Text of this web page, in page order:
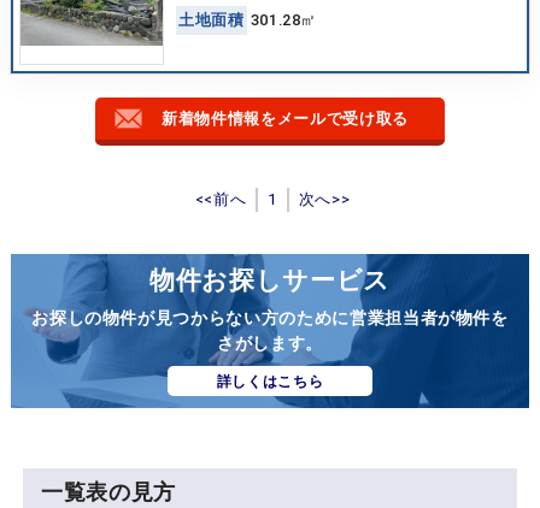
土地面積 301.28㎡
新着物件情報をメールで受け取る
<<前へ 1 次へ>>
物件お探しサービス
お探しの物件が見つからない方のために営業担当者が物件を
さがします。
詳しくはこちら
一覧表の見方